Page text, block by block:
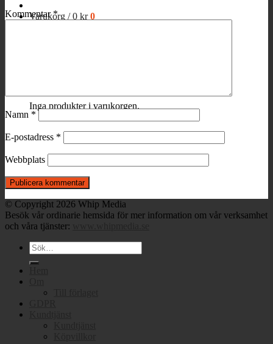
Varukorg /0 kr 0
Inga produkter i varukorgen.
Kommentar*
Namn *
E-postadress *
Webbplats
© Copyright 2026 Whip Media
Besök vår ordinarie hemsida för mer information om vår verksamhet
och våra tjänster:
Sök
efter: